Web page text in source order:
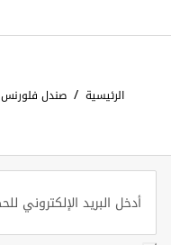
الرئيسية / صندل فلورنس